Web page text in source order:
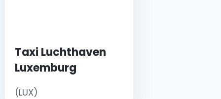
Taxi Luchthaven
Luxemburg
(LUX)